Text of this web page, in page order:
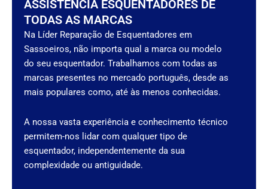
ASSISTÊNCIA ESQUENTADORES DE
TODAS AS MARCAS
Na Líder Reparação de Esquentadores em
Sassoeiros, não importa qual a marca ou modelo
do seu esquentador. Trabalhamos com todas as
marcas presentes no mercado português, desde as
mais populares como, até às menos conhecidas.
A nossa vasta experiência e conhecimento técnico
permitem-nos lidar com qualquer tipo de
esquentador, independentemente da sua
complexidade ou antiguidade.